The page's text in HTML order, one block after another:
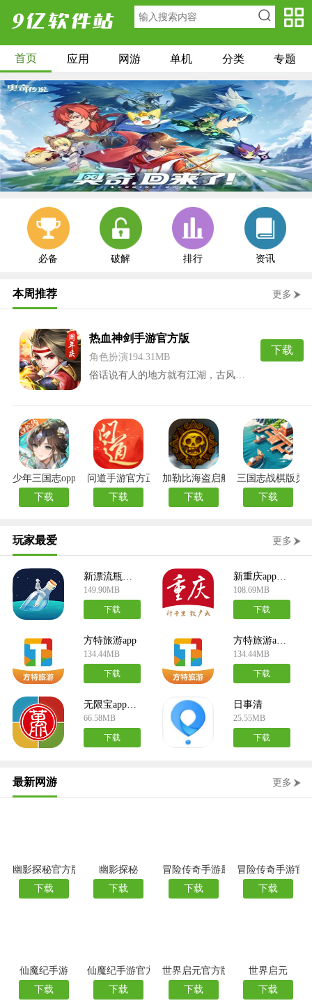
首页 应用 网游 单机 分类 专题
必备 破解 排行 资讯
本周推荐 更多
热血神剑手游官方版
角色扮演194.31MB
俗话说有人的地方就有江湖，古风…
下载
少年三国志oppo版
下载
问道手游官方正版
下载
加勒比海盗启航官方版
下载
三国志战棋版灵
下载
玩家最爱 更多
新漂流瓶最新版
149.90MB
下载
新重庆app手机版
108.69MB
下载
方特旅游app
134.44MB
下载
方特旅游app官方版
134.44MB
下载
无限宝app安卓版
66.58MB
下载
日事清
25.55MB
下载
最新网游 更多
幽影探秘官方版
下载
幽影探秘
下载
冒险传奇手游最新版
下载
冒险传奇手游官
下载
仙魔纪手游
下载
仙魔纪手游官方版
下载
世界启元官方版
下载
世界启元
下载